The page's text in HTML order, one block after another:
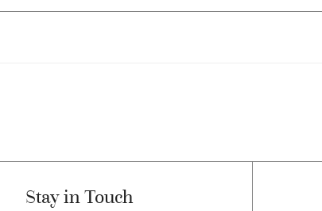
Stay in Touch